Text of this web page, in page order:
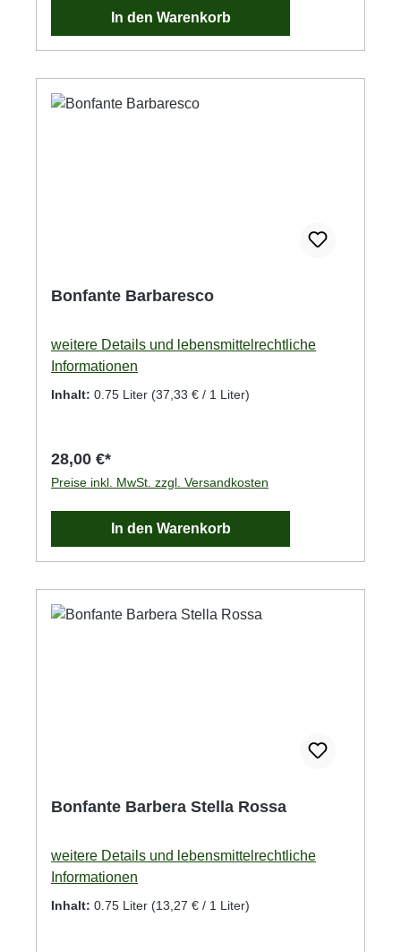
In den Warenkorb
Bonfante Barbaresco
weitere Details und lebensmittelrechtliche
Informationen
Inhalt: 0.75 Liter (37,33 € / 1 Liter)
28,00 €*
Preise inkl. MwSt. zzgl. Versandkosten
In den Warenkorb
Bonfante Barbera Stella Rossa
weitere Details und lebensmittelrechtliche
Informationen
Inhalt: 0.75 Liter (13,27 € / 1 Liter)